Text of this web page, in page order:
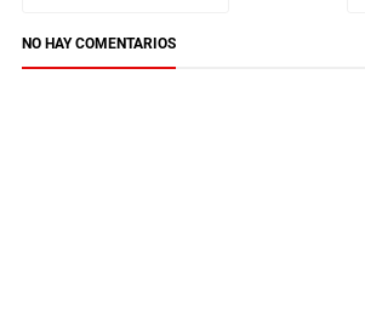
NO HAY COMENTARIOS